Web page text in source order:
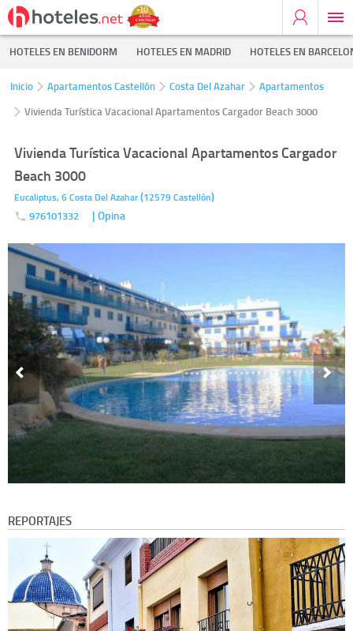
HOTELES EN BENIDORM HOTELES EN MADRID HOTELES EN
Inicio Apartamentos Castellón Costa Del Azahar
Apartamentos
Vivienda Turística Vacacional Apartamentos Cargador Beach 3000
Vivienda Turística Vacacional Apartamentos Cargador
Beach 3000
Eucaliptus, 6Costa Del Azahar(12579Castellón)
976101332 | Opina
REPORTAJES